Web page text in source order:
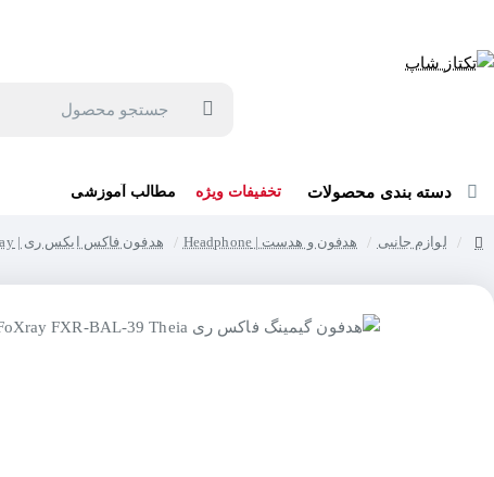
دسته بندی محصولات تخفیفات ویژه مطالب آموزشی
لوازم جانبی هدفون و هدست | Headphone هدفون فاکس ایکس ری | FoxXray